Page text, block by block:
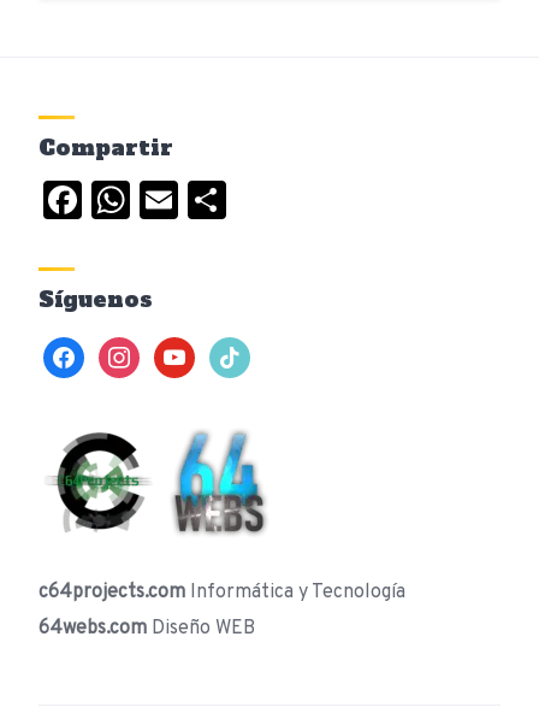
Compartir
Facebook
WhatsApp
Email
Síguenos
facebookinstagramyoutubetiktok
c64projects.com Informática y Tecnología
64webs.com Diseño WEB